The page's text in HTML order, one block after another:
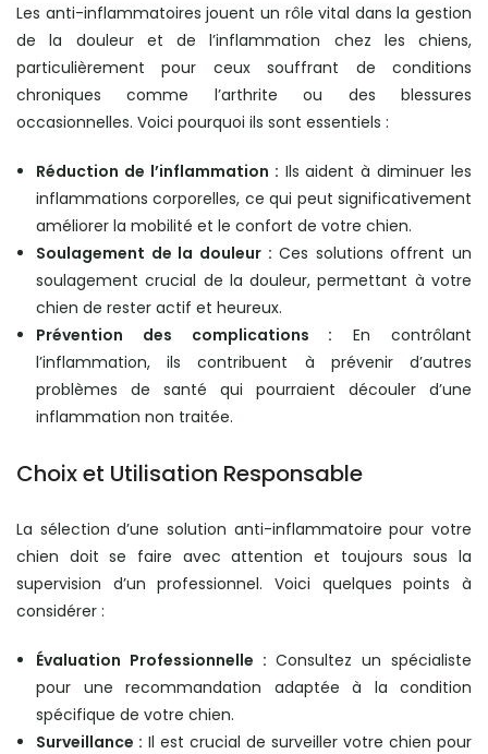
Les anti-inflammatoires jouent un rôle vital dans la gestion
de la douleur et de l’inflammation chez les chiens,
particulièrement pour ceux souffrant de conditions
chroniques comme l’arthrite ou des blessures
occasionnelles. Voici pourquoi ils sont essentiels :
Réduction de l’inflammation : Ils aident à diminuer les
inflammations corporelles, ce qui peut significativement
améliorer la mobilité et le confort de votre chien.
Soulagement de la douleur : Ces solutions offrent un
soulagement crucial de la douleur, permettant à votre
chien de rester actif et heureux.
Prévention des complications : En contrôlant
l’inflammation, ils contribuent à prévenir d’autres
problèmes de santé qui pourraient découler d’une
inflammation non traitée.
Choix et Utilisation Responsable
La sélection d’une solution anti-inflammatoire pour votre
chien doit se faire avec attention et toujours sous la
supervision d’un professionnel. Voici quelques points à
considérer :
Évaluation Professionnelle : Consultez un spécialiste
pour une recommandation adaptée à la condition
spécifique de votre chien.
Surveillance : Il est crucial de surveiller votre chien pour